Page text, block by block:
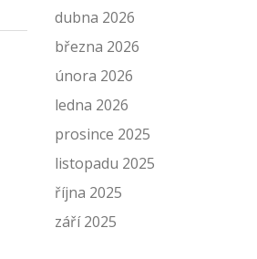
dubna 2026
března 2026
února 2026
ledna 2026
prosince 2025
listopadu 2025
října 2025
září 2025